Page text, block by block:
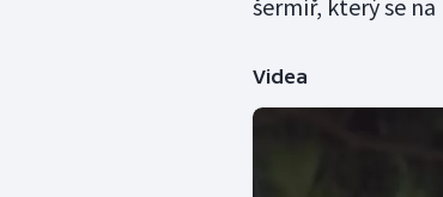
šermíř, který se
Videa